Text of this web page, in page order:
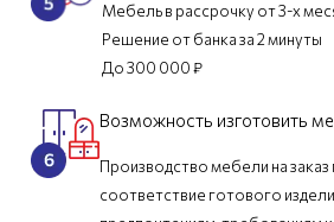
Мебель в рассрочку от 3-х
Решение от банка за 2 минуты
До 300 000 ₽
Возможность изготовить
Производство мебели на заказ
соответствие готового